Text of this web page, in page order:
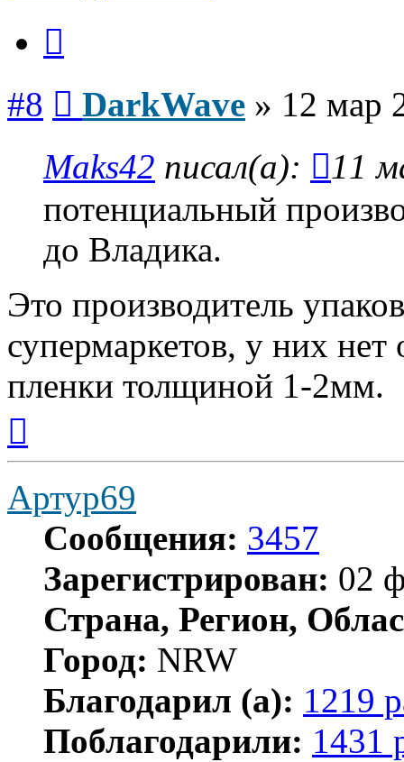
#8 DarkWave » 12 мар
Maks42 писал(а):
11
потенциальный
до Владика.
Это производитель
супермаркетов, у них нет
пленки толщиной 1-2мм.
началу
Артур69
Сообщения: 3457
Зарегистрирован: 02
Страна, Регион,
Город: NRW
Благодарил (а): 1219
Поблагодарили: 1431